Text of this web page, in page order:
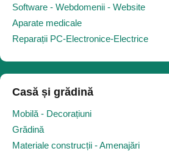
Software - Webdomenii - Website
Aparate medicale
Reparații PC-Electronice-Electrice
Casă și grădină
Mobilă - Decorațiuni
Grădină
Materiale construcții - Amenajări